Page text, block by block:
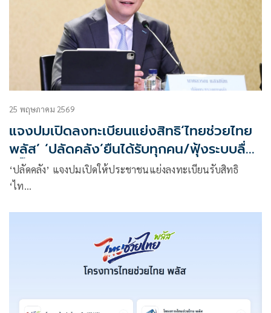
25 พฤษภาคม 2569
แจงปมเปิดลงทะเบียนแย่งสิทธิ‘ไทยช่วยไทย
พลัส’ ‘ปลัดคลัง’ยืนได้รับทุกคน/ฟุ้งระบบลื่น
ปรื๊ด-ไร้ปัญหา
‘ปลัดคลัง’ แจงปมเปิดให้ประชาชนแย่งลงทะเบียนรับสิทธิ
‘ไท…